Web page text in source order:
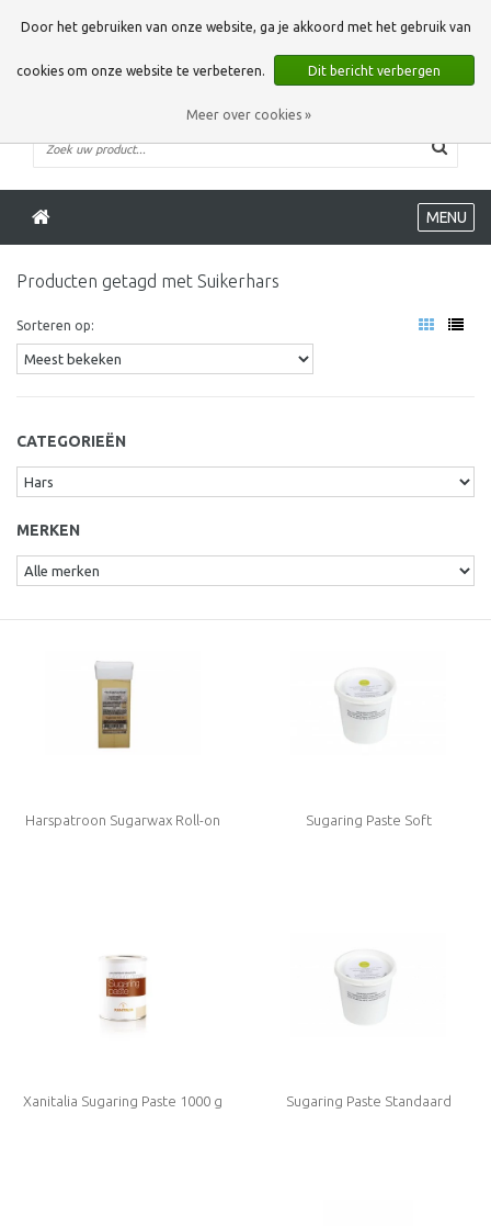
0 Artikelen
MENU
Producten getagd met Suikerhars
Sorteren op:
CATEGORIEËN
MERKEN
Harspatroon Sugarwax Roll-on Sugaring Paste Soft
Xanitalia Sugaring Paste 1000 g Sugaring Paste Standaard
Door het gebruiken van onze website, ga je akkoord met het gebruik van
cookies om onze website te verbeteren. Dit bericht verbergen
Meer over cookies »